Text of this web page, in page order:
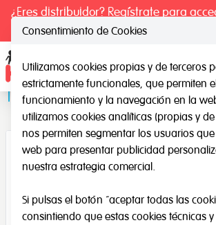
¿Eres distribuidor? Regístrate para
exclusivos.
Tangram Gigante
Consentimiento de Cookies
Utilizamos cookies propias y de terceros
estrictamente funcionales, que permiten
funcionamiento y la navegación en la
utilizamos cookies analíticas (propias y
nos permiten segmentar los usuarios
web para presentar publicidad
nuestra estrategia comercial.
Si pulsas el botón “aceptar todas las
consintiendo que estas cookies técnicas